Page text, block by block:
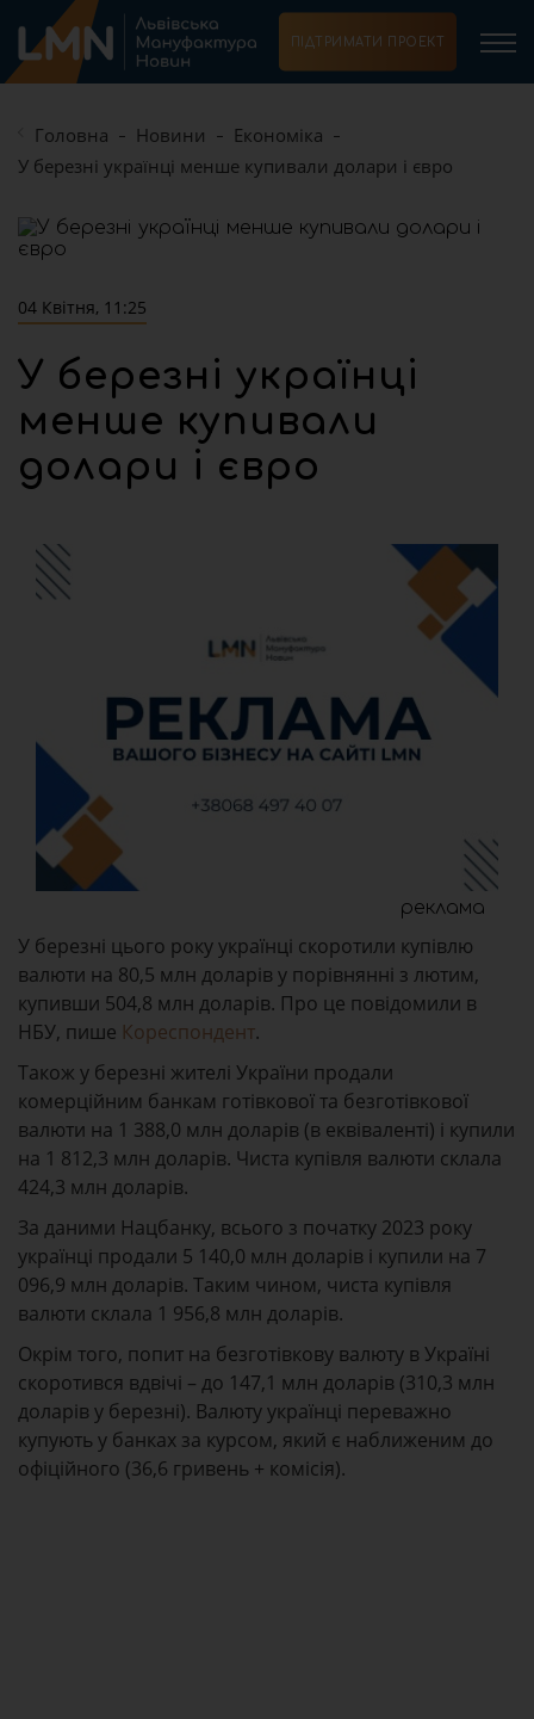
ПІДТРИМАТИ ПРОЕКТ
Головна Новини
Економіка
У березні українці менше купивали долари і євро
04 Квітня, 11:25
У березні українці
менше купивали
долари і євро
реклама
У березні цього року українці скоротили купівлю
валюти на 80,5 млн доларів у порівнянні з лютим,
купивши 504,8 млн доларів. Про це повідомили в
НБУ, пише Кореспондент.
Також у березні жителі України продали
комерційним банкам готівкової та безготівкової
валюти на 1 388,0 млн доларів (в еквіваленті) і купили
на 1 812,3 млн доларів. Чиста купівля валюти склала
424,3 млн доларів.
За даними Нацбанку, всього з початку 2023 року
українці продали 5 140,0 млн доларів і купили на 7
096,9 млн доларів. Таким чином, чиста купівля
валюти склала 1 956,8 млн доларів.
Окрім того, попит на безготівкову валюту в Україні
скоротився вдвічі – до 147,1 млн доларів (310,3 млн
доларів у березні). Валюту українці переважно
купують у банках за курсом, який є наближеним до
офіційного (36,6 гривень + комісія).